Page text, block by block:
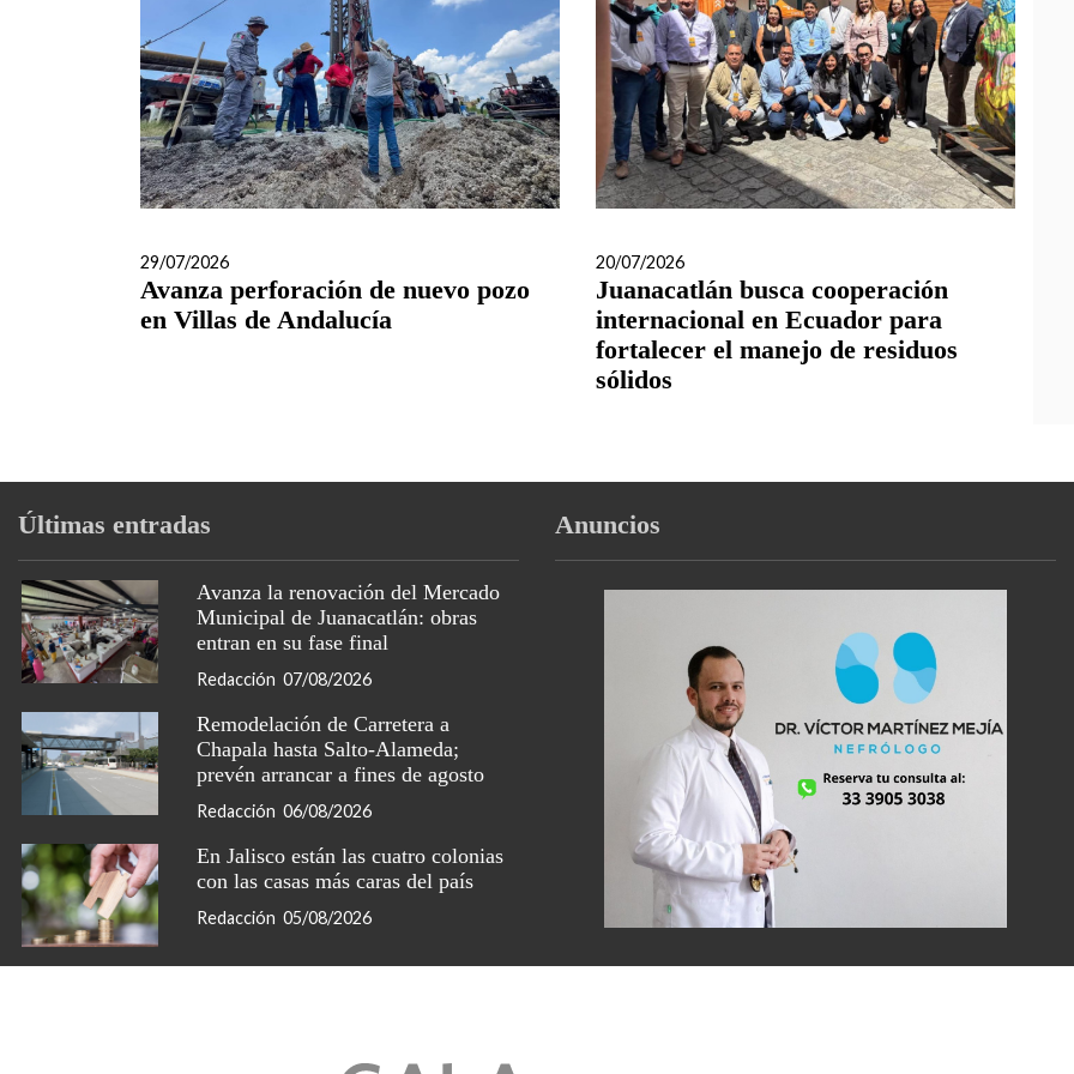
29/07/2026
Avanza perforación de nuevo pozo
en Villas de Andalucía
20/07/2026
Juanacatlán busca cooperación
internacional en Ecuador para
fortalecer el manejo de residuos
sólidos
Últimas entradas
Avanza la renovación del Mercado
Municipal de Juanacatlán: obras
entran en su fase final
Redacción 07/08/2026
Remodelación de Carretera a
Chapala hasta Salto-Alameda;
prevén arrancar a fines de agosto
Redacción 06/08/2026
En Jalisco están las cuatro colonias
con las casas más caras del país
Redacción 05/08/2026
Anuncios